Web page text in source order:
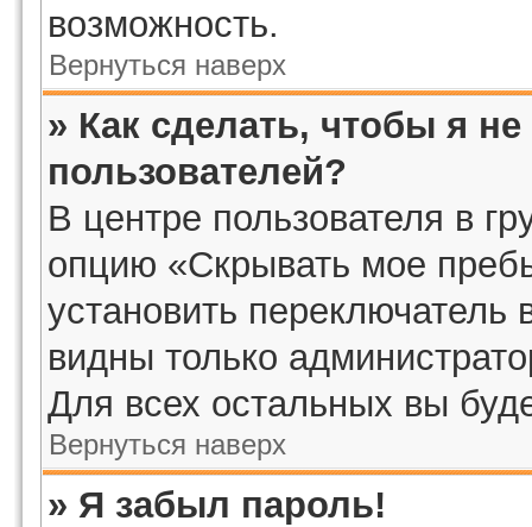
возможность.
Вернуться наверх
» Как сделать, чтобы я
пользователей?
В центре пользователя в
опцию «Скрывать мое
установить
видны только
Для всех остальных вы
Вернуться наверх
» Я забыл пароль!